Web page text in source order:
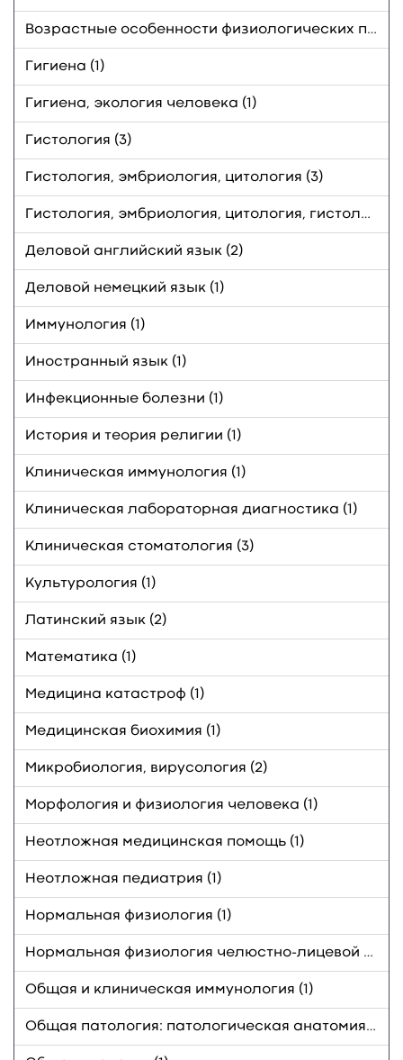
Возрастные особенности физиологических процессов в ротовой полости (1)
Гигиена (1)
Гигиена, экология человека (1)
Гистология (3)
Гистология, эмбриология, цитология (3)
Гистология, эмбриология, цитология, гистология полости рта (1)
Деловой английский язык (2)
Деловой немецкий язык (1)
Иммунология (1)
Иностранный язык (1)
Инфекционные болезни (1)
История и теория религии (1)
Клиническая иммунология (1)
Клиническая лабораторная диагностика (1)
Клиническая стоматология (3)
Культурология (1)
Латинский язык (2)
Математика (1)
Медицина катастроф (1)
Медицинская биохимия (1)
Микробиология, вирусология (2)
Морфология и физиология человека (1)
Неотложная медицинская помощь (1)
Неотложная педиатрия (1)
Нормальная физиология (1)
Нормальная физиология челюстно-лицевой области (3)
Общая и клиническая иммунология (1)
Общая патология: патологическая анатомия, патофизиология (1)